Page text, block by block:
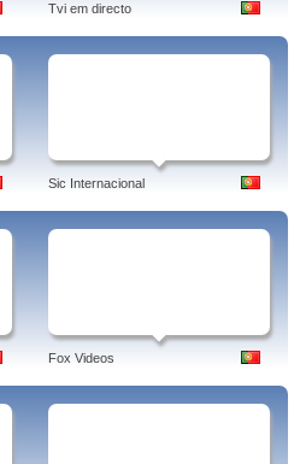
Tvi em directo
Sic Internacional
Fox Videos